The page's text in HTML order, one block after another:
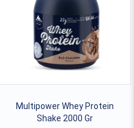
Multipower Whey Protein
Shake 2000 Gr